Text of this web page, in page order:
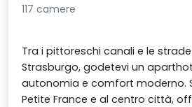
117 camere
Tra i pittoreschi canali e le
Strasburgo, godetevi un
autonomia e comfort moderno.
Petite France e al centro città,